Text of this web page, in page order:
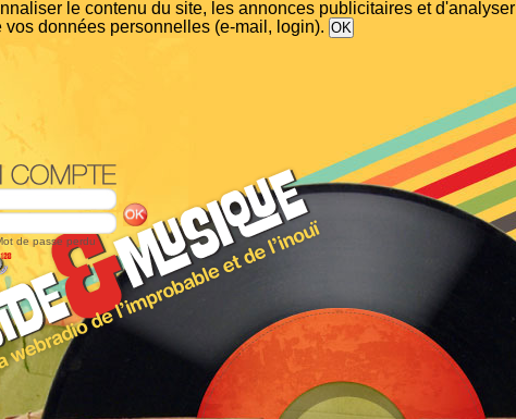
le contenu du site, les annonces publicitaires et
données personnelles (e-mail, login).
de passe perdu